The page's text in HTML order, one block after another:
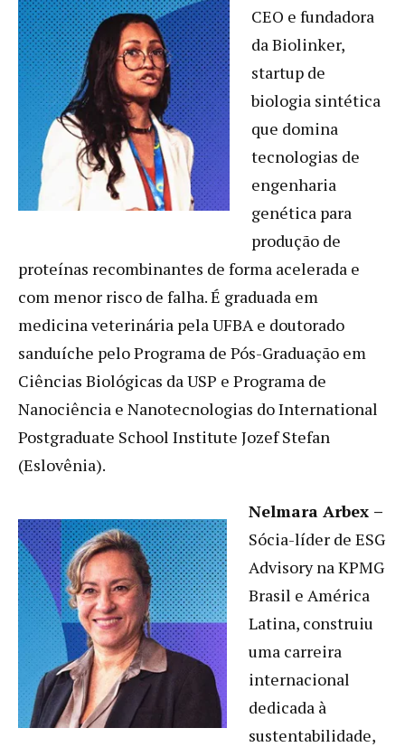
CEO e fundadora
da Biolinker,
startup de
biologia sintética
que domina
tecnologias de
engenharia
genética para
produção de
proteínas recombinantes de forma acelerada e
com menor risco de falha. É graduada em
medicina veterinária pela UFBA e doutorado
sanduíche pelo Programa de Pós-Graduação em
Ciências Biológicas da USP e Programa de
Nanociência e Nanotecnologias do International
Postgraduate School Institute Jozef Stefan
(Eslovênia).
Nelmara Arbex –
Sócia-líder de ESG
Advisory na KPMG
Brasil e América
Latina, construiu
uma carreira
internacional
dedicada à
sustentabilidade,